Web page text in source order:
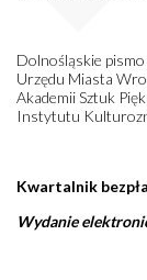
Dolnośląskie
Urzędu Miasta
Akademii Sztuk
Instytutu
Kwartalnik
Wydanie